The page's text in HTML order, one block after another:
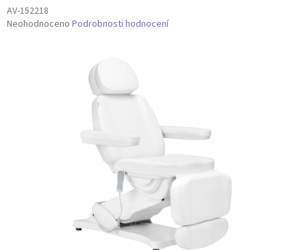
AV-152218
Průměrné
Neohodnoceno Podrobnosti hodnocení